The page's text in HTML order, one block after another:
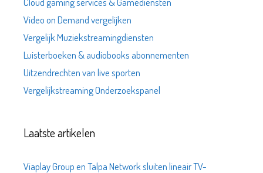
Video on Demand vergelijken
Vergelijk Muziekstreamingdiensten
Luisterboeken & audiobooks abonnementen
Uitzendrechten van live sporten
Vergelijkstreaming Onderzoekspanel
Laatste artikelen
Viaplay Group en Talpa Network sluiten lineair TV-